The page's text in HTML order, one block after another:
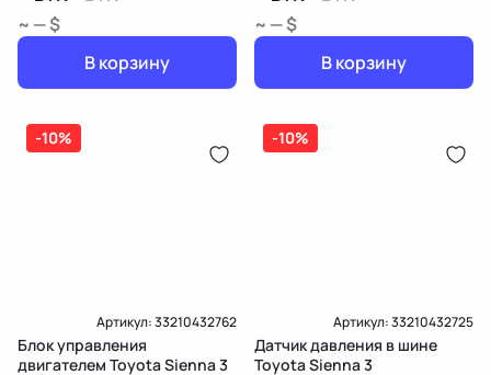
~ — $
В корзину
~ — $
В корзину
-10%
Артикул:33210432762
Блок управления
двигателем Toyota Sienna 3
-10%
Артикул:33210432725
Датчик давления в шине
Toyota Sienna 3